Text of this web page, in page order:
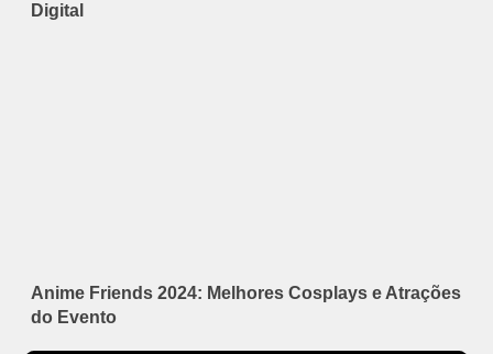
Digital
Anime Friends 2024: Melhores Cosplays e Atrações
do Evento